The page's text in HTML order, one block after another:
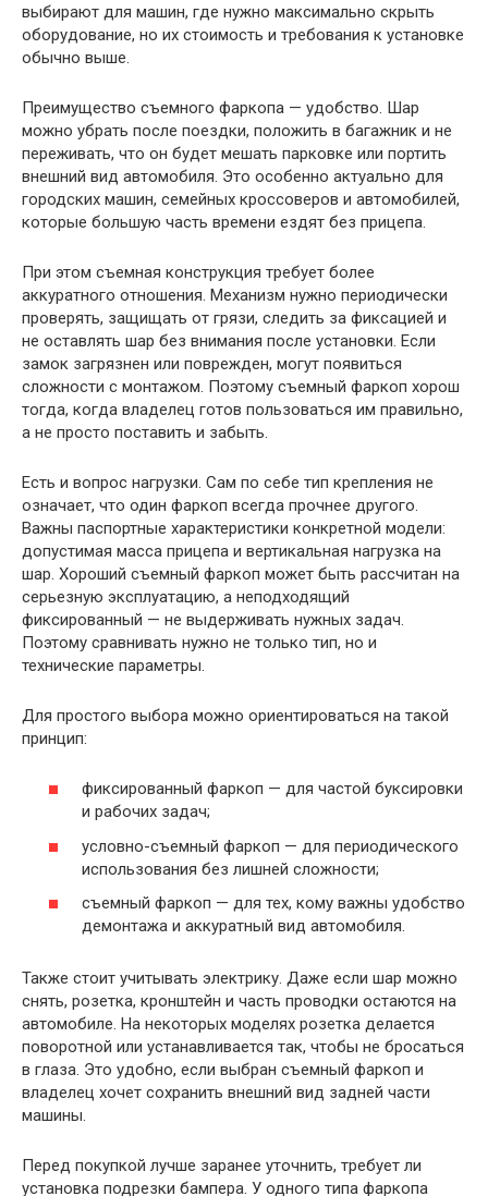
выбирают для машин, где нужно максимально скрыть
оборудование, но их стоимость и требования к установке
обычно выше.
Преимущество съемного фаркопа — удобство. Шар
можно убрать после поездки, положить в багажник и не
переживать, что он будет мешать парковке или портить
внешний вид автомобиля. Это особенно актуально для
городских машин, семейных кроссоверов и автомобилей,
которые большую часть времени ездят без прицепа.
При этом съемная конструкция требует более
аккуратного отношения. Механизм нужно периодически
проверять, защищать от грязи, следить за фиксацией и
не оставлять шар без внимания после установки. Если
замок загрязнен или поврежден, могут появиться
сложности с монтажом. Поэтому съемный фаркоп хорош
тогда, когда владелец готов пользоваться им правильно,
а не просто поставить и забыть.
Есть и вопрос нагрузки. Сам по себе тип крепления не
означает, что один фаркоп всегда прочнее другого.
Важны паспортные характеристики конкретной модели:
допустимая масса прицепа и вертикальная нагрузка на
шар. Хороший съемный фаркоп может быть рассчитан на
серьезную эксплуатацию, а неподходящий
фиксированный — не выдерживать нужных задач.
Поэтому сравнивать нужно не только тип, но и
технические параметры.
Для простого выбора можно ориентироваться на такой
принцип:
фиксированный фаркоп — для частой буксировки
и рабочих задач;
условно-съемный фаркоп — для периодического
использования без лишней сложности;
съемный фаркоп — для тех, кому важны удобство
демонтажа и аккуратный вид автомобиля.
Также стоит учитывать электрику. Даже если шар можно
снять, розетка, кронштейн и часть проводки остаются на
автомобиле. На некоторых моделях розетка делается
поворотной или устанавливается так, чтобы не бросаться
в глаза. Это удобно, если выбран съемный фаркоп и
владелец хочет сохранить внешний вид задней части
машины.
Перед покупкой лучше заранее уточнить, требует ли
установка подрезки бампера. У одного типа фаркопа